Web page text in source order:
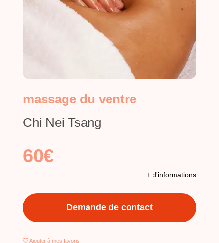
massage du ventre
Chi Nei Tsang
60€
+ d'informations
Demande de contact
Ajouter à mes favoris